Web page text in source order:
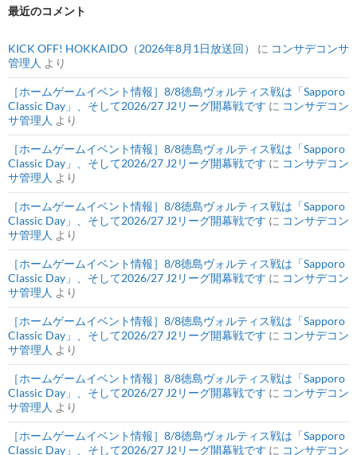
最近のコメント
KICK OFF! HOKKAIDO（2026年8月1日放送回） に コンサデコンサ
管理人 より
［ホームゲームイベント情報］8/8徳島ヴォルティス戦は「Sapporo
Classic Day」、そして2026/27 J2リーグ開幕戦です に コンサデコン
サ管理人 より
［ホームゲームイベント情報］8/8徳島ヴォルティス戦は「Sapporo
Classic Day」、そして2026/27 J2リーグ開幕戦です に コンサデコン
サ管理人 より
［ホームゲームイベント情報］8/8徳島ヴォルティス戦は「Sapporo
Classic Day」、そして2026/27 J2リーグ開幕戦です に コンサデコン
サ管理人 より
［ホームゲームイベント情報］8/8徳島ヴォルティス戦は「Sapporo
Classic Day」、そして2026/27 J2リーグ開幕戦です に コンサデコン
サ管理人 より
［ホームゲームイベント情報］8/8徳島ヴォルティス戦は「Sapporo
Classic Day」、そして2026/27 J2リーグ開幕戦です に コンサデコン
サ管理人 より
［ホームゲームイベント情報］8/8徳島ヴォルティス戦は「Sapporo
Classic Day」、そして2026/27 J2リーグ開幕戦です に コンサデコン
サ管理人 より
［ホームゲームイベント情報］8/8徳島ヴォルティス戦は「Sapporo
Classic Day」、そして2026/27 J2リーグ開幕戦です に コンサデコン